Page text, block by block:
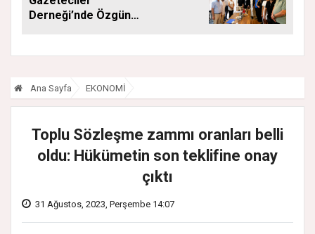
Derneği’nde Özgün
Ana Sayfa EKONOMİ
Toplu Sözleşme zammı oranları belli
oldu: Hükümetin son teklifine onay
çıktı
31 Ağustos, 2023, Perşembe 14:07